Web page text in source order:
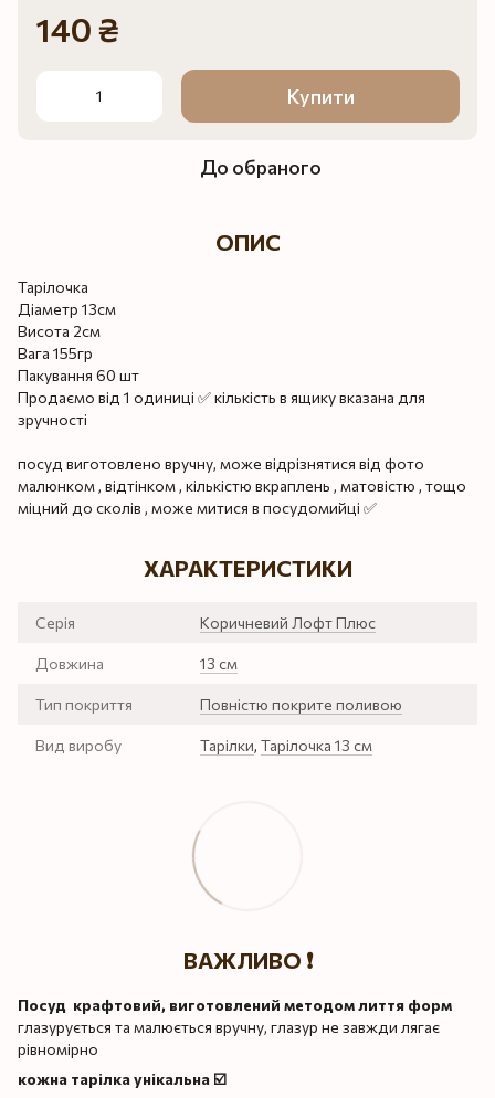
140 ₴
Купити
До обраного
ОПИС
Тарілочка
Діаметр 13см
Висота 2см
Вага 155гр
Пакування 60 шт
Продаємо від 1 одиниці ✅ кількість в ящику вказана для
зручності
посуд виготовлено вручну, може відрізнятися від фото
малюнком , відтінком , кількістю вкраплень , матовістю , тощо
міцний до сколів , може митися в посудомийці ✅
ХАРАКТЕРИСТИКИ
Серія Коричневий Лофт Плюс
Довжина 13 см
Тип покриття Повністю покрите поливою
Вид виробу Тарілки, Тарілочка 13 см
ВАЖЛИВО ❗️
Посуд крафтовий, виготовлений методом лиття форм
глазурується та малюється вручну, глазур не завжди лягає
рівномірно
кожна тарілка унікальна ☑️